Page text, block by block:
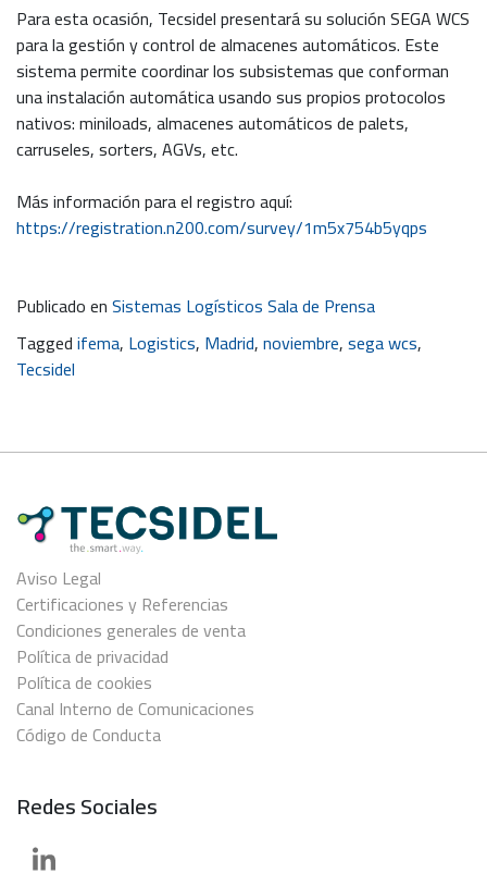
Para esta ocasión, Tecsidel presentará su solución SEGA WCS
para la gestión y control de almacenes automáticos. Este
sistema permite coordinar los subsistemas que conforman
una instalación automática usando sus propios protocolos
nativos: miniloads, almacenes automáticos de palets,
carruseles, sorters, AGVs, etc.
Más información para el registro aquí:
https://registration.n200.com/survey/1m5x754b5yqps
Publicado enSistemas Logísticos Sala de Prensa
Taggedifema, Logistics, Madrid,noviembre,sega wcs,
Tecsidel
Aviso Legal
Certificaciones y Referencias
Condiciones generales de venta
Política de privacidad
Política de cookies
Canal Interno de Comunicaciones
Código de Conducta
Redes Sociales